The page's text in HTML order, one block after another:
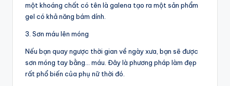
một khoáng chất có tên là galena tạo ra một sản phẩm
gel có khả năng bám dính.
3. Sơn máu lên móng
Nếu bạn quay ngược thời gian về ngày xưa, bạn sẽ được
sơn móng tay bằng… máu. Đây là phương pháp làm đẹp
rất phổ biến của phụ nữ thời đó.